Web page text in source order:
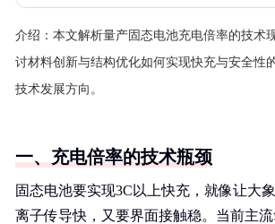
介绍： 本文解析量产固态电池充电倍率的技术
讨材料创新与结构优化如何实现快充与安全性
技术发展方向。
一、充电倍率的技术瓶颈
固态电池要实现3C以上快充，就像让
离子传导快，又要界面接触稳。当前主